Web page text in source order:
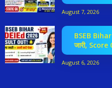
August 7, 2026
BSEB
जारी, Score
August 6, 2026